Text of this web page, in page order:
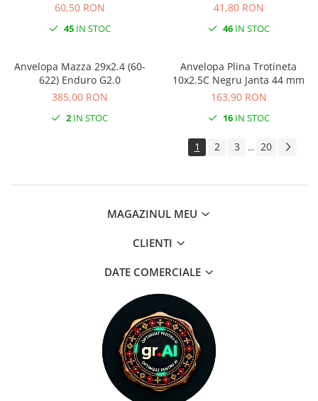
60,50 RON
45IN STOC
41,80 RON
46IN STOC
Anvelopa Mazza 29x2.4 (60-
622) Enduro G2.0
385,00 RON
2 IN STOC
Anvelopa Plina Trotineta
10x2.5C Negru Janta 44 mm
163,90 RON
16IN STOC
1 2 3 ... 20
MAGAZINUL MEU
CLIENTI
DATE COMERCIALE